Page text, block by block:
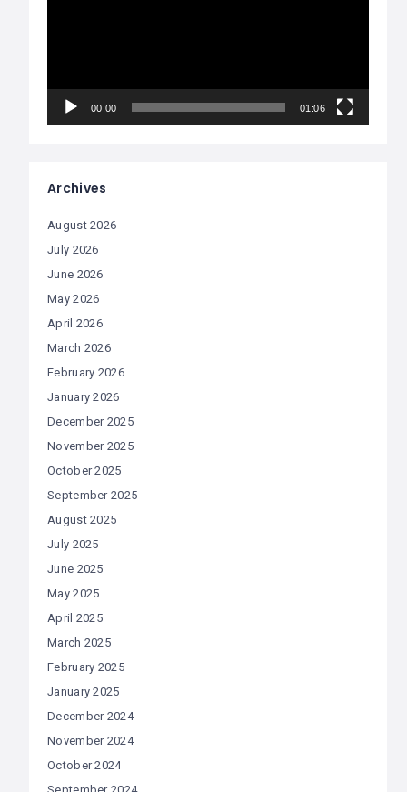
00:00 01:06
Archives
August 2026
July 2026
June 2026
May 2026
April 2026
March 2026
February 2026
January 2026
December 2025
November 2025
October 2025
September 2025
August 2025
July 2025
June 2025
May 2025
April 2025
March 2025
February 2025
January 2025
December 2024
November 2024
October 2024